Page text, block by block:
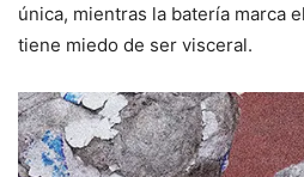
única, mientras la batería marca
tiene miedo de ser visceral.